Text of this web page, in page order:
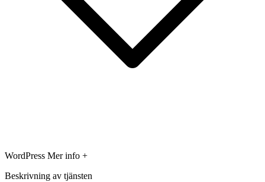
WordPress Mer info +
Beskrivning av tjänsten